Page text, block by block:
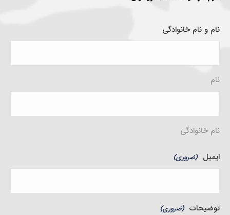
نام و نام خانوادگی
نام
نام خانوادگی
ایمیل (ضروری)
توضیحات (ضروری)